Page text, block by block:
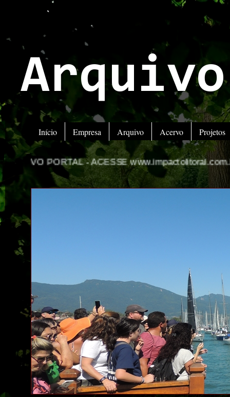
Início Empresa Arquivo Acervo Projetos
- ACESSE www.impactolitoral.com.br